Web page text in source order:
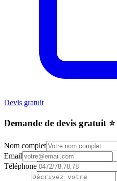
Devis gratuit
Demande de devis gratuit ⭐️
Nom complet
Email
Téléphone